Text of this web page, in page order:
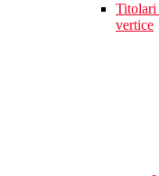
Titolari
vertice